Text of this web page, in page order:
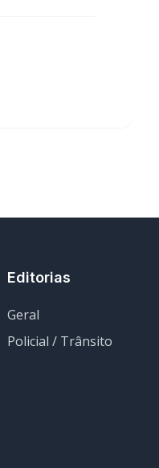
Editorias
Geral
Policial / Trânsito